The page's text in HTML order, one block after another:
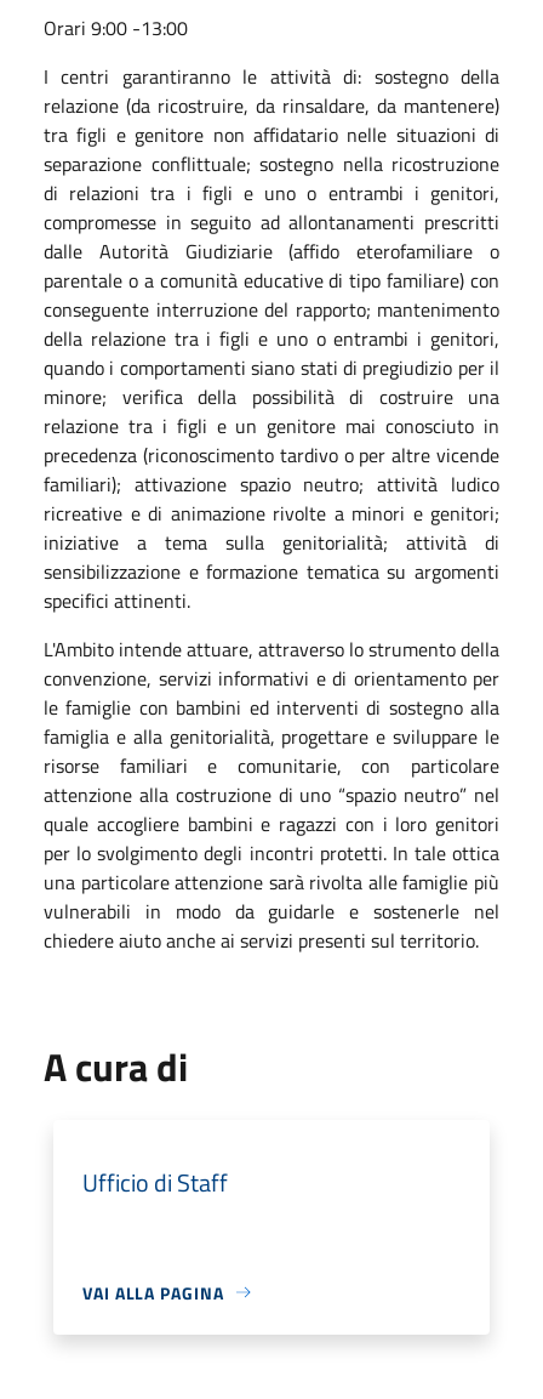
Orari 9:00 -13:00
I centri garantiranno le attività di: sostegno della
relazione (da ricostruire, da rinsaldare, da mantenere)
tra figli e genitore non affidatario nelle situazioni di
separazione conflittuale; sostegno nella ricostruzione
di relazioni tra i figli e uno o entrambi i genitori,
compromesse in seguito ad allontanamenti prescritti
dalle Autorità Giudiziarie (affido eterofamiliare o
parentale o a comunità educative di tipo familiare) con
conseguente interruzione del rapporto; mantenimento
della relazione tra i figli e uno o entrambi i genitori,
quando i comportamenti siano stati di pregiudizio per il
minore; verifica della possibilità di costruire una
relazione tra i figli e un genitore mai conosciuto in
precedenza (riconoscimento tardivo o per altre vicende
familiari); attivazione spazio neutro; attività ludico
ricreative e di animazione rivolte a minori e genitori;
iniziative a tema sulla genitorialità; attività di
sensibilizzazione e formazione tematica su argomenti
specifici attinenti.
L'Ambito intende attuare, attraverso lo strumento della
convenzione, servizi informativi e di orientamento per
le famiglie con bambini ed interventi di sostegno alla
famiglia e alla genitorialità, progettare e sviluppare le
risorse familiari e comunitarie, con particolare
attenzione alla costruzione di uno “spazio neutro” nel
quale accogliere bambini e ragazzi con i loro genitori
per lo svolgimento degli incontri protetti. In tale ottica
una particolare attenzione sarà rivolta alle famiglie più
vulnerabili in modo da guidarle e sostenerle nel
chiedere aiuto anche ai servizi presenti sul territorio.
A cura di
Ufficio di Staff
VAI ALLA PAGINA